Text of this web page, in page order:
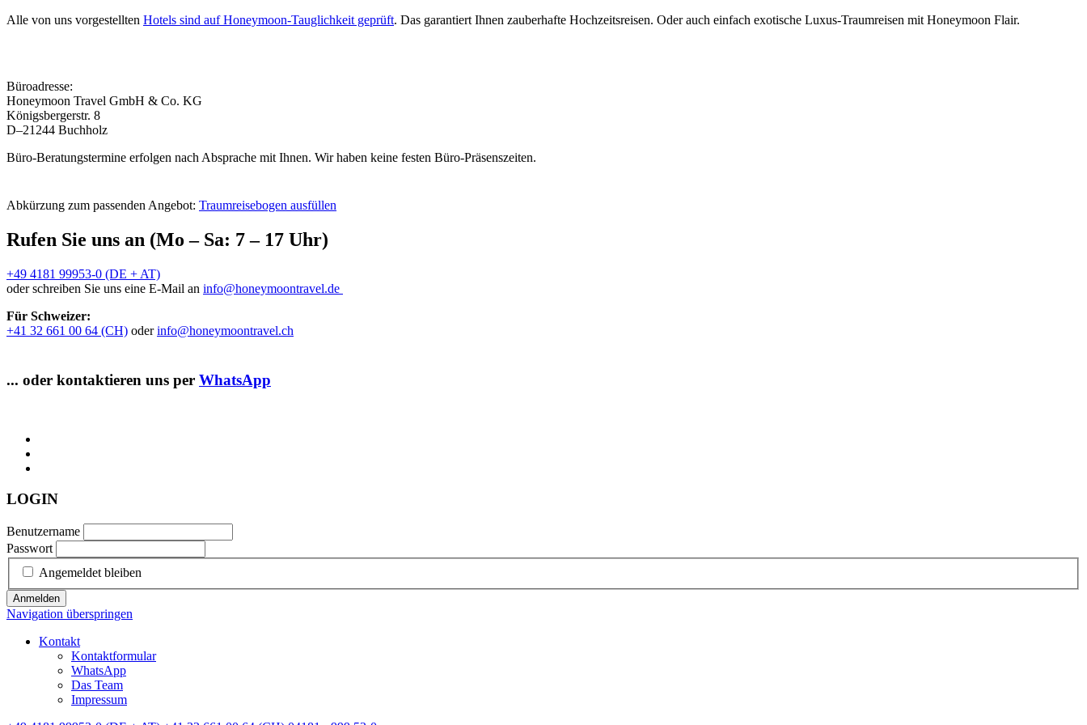
Alle von uns vorgestellten Hotels sind auf Honeymoon-Tauglichkeit geprüft. Das garantiert Ihnen zauberhafte Hochzeitsreisen. Oder auch einfach exotische Luxus-Traumreisen mit Honeymoon Flair.
Büroadresse:
Honeymoon Travel GmbH & Co. KG
Königsbergerstr. 8
D–21244 Buchholz
Büro-Beratungstermine erfolgen nach Absprache mit Ihnen. Wir haben keine festen Büro-Präsenszeiten.
Abkürzung zum passenden Angebot: Traumreisebogen ausfüllen
Rufen Sie uns an (Mo – Sa: 7 – 17 Uhr)
+49 4181 99953-0 (DE + AT)
oder schreiben Sie uns eine E-Mail an info@honeymoontravel.de
Für Schweizer:
+41 32 661 00 64 (CH) oderinfo@honeymoontravel.ch
... oder kontaktieren uns per WhatsApp
LOGIN
Benutzername
Passwort
Angemeldet bleiben
Anmelden
Navigation überspringen
Kontakt
Kontaktformular
WhatsApp
Das Team
Impressum